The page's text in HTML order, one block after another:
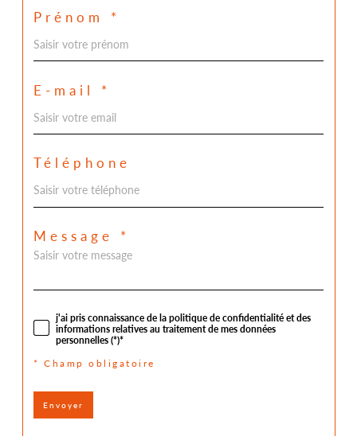
Prénom *
E-mail *
Téléphone
Message *
j'ai pris connaissance de la politique de confidentialité et des
informations relatives au traitement de mes données
personnelles (*)*
* Champ obligatoire
Envoyer